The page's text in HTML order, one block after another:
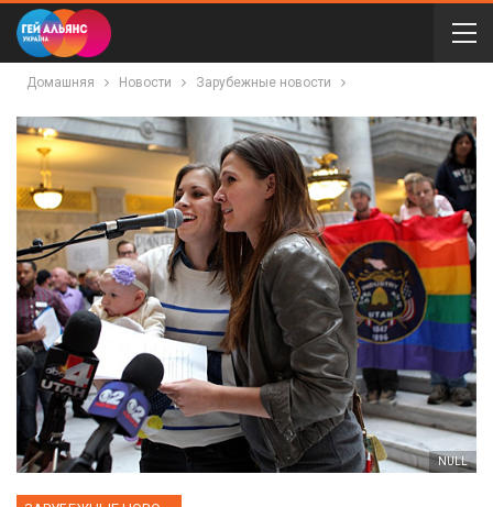
Домашняя Новости Зарубежные новости
NULL